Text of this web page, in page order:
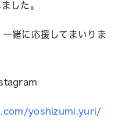
した。
緒に応援してまいりま
yoshizumi.yuri/